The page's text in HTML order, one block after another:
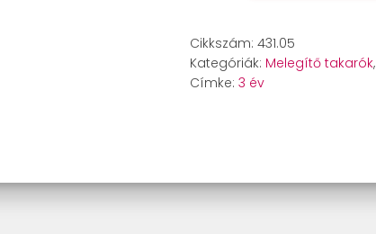
takaró
(Nordic)
mennyiség
Cikkszám: 431.05
Kategóriák: Melegítő takarók,
Címke: 3 év